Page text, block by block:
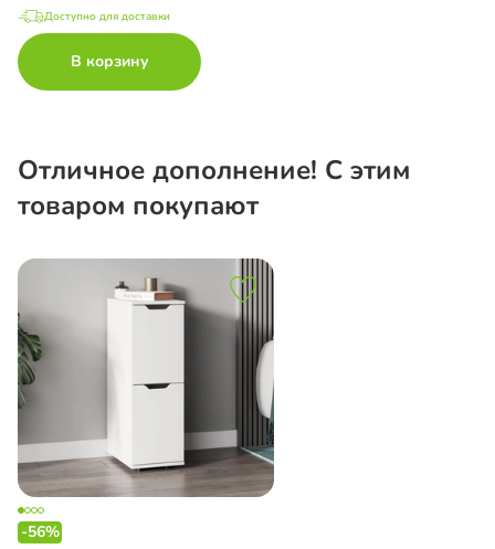
Доступно для доставки
В корзину
Отличное дополнение! С этим
товаром покупают
-56%